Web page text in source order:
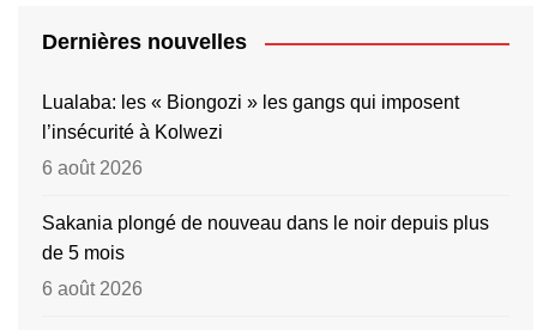
Dernières nouvelles
Lualaba: les « Biongozi » les gangs qui imposent
l’insécurité à Kolwezi
6 août 2026
Sakania plongé de nouveau dans le noir depuis plus
de 5 mois
6 août 2026